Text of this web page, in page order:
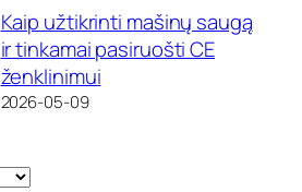
Kaip užtikrinti mašinų saugą
ir tinkamai pasiruošti CE
ženklinimui
2026-05-09